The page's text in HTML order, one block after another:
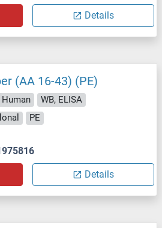
Details
(AA 16-43) (PE)
WB, ELISA
PE
Details